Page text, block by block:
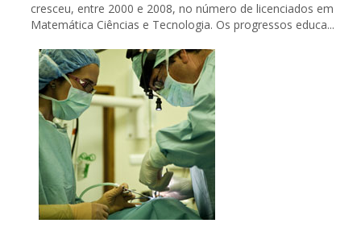
cresceu, entre 2000 e 2008, no número de licenciados em
Matemática Ciências e Tecnologia. Os progressos educa...